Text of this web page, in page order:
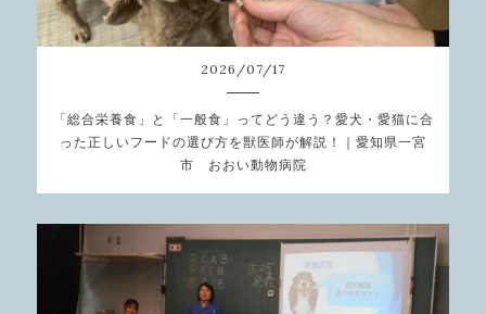
2026 /07/17
「総合栄養食」と「一般食」ってどう違う？愛犬・愛猫に合
った正しいフードの選び方を獣医師が解説！｜愛知県一宮
市 おおい動物病院